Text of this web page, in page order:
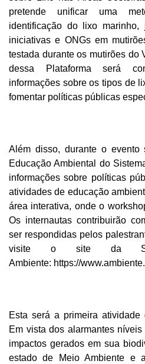
pretende unificar uma
identificação do lixo
iniciativas e ONGs em
testada durante os mutirões do
dessa Plataforma será
informações sobre os tipos de
fomentar políticas públicas
Além disso, durante o
Educação Ambiental do
informações sobre políticas
atividades de educação
área interativa, onde o
Os internautas contribuirão
ser respondidas pelos
visite o site da
Ambiente: https://
Esta será a primeira
Em vista dos alarmantes
impactos gerados em sua
estado de Meio Ambiente e